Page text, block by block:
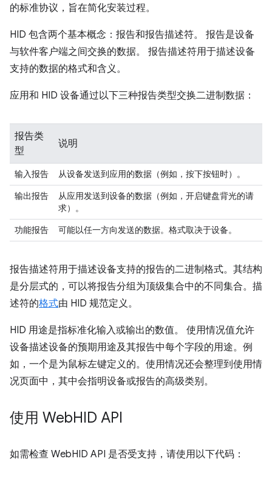
的标准协议，旨在简化安装过程。
HID 包含两个基本概念：报告和报告描述符。 报告是设备
与软件客户端之间交换的数据。 报告描述符用于描述设备
支持的数据的格式和含义。
应用和 HID 设备通过以下三种报告类型交换二进制数据：
报告类
型
说明
输入报告
从设备发送到应用的数据（例如，按下按钮时）。
输出报告
从应用发送到设备的数据（例如，开启键盘背光的请
求）。
功能报告
可能以任一方向发送的数据。格式取决于设备。
报告描述符用于描述设备支持的报告的二进制格式。其结构
是分层式的，可以将报告分组为顶级集合中的不同集合。描
述符的格式由 HID 规范定义。
HID 用途是指标准化输入或输出的数值。 使用情况值允许
设备描述设备的预期用途及其报告中每个字段的用途。例
如，一个是为鼠标左键定义的。使用情况还会整理到使用情
况页面中，其中会指明设备或报告的高级类别。
使用 WebHID API
如需检查 WebHID API 是否受支持，请使用以下代码：